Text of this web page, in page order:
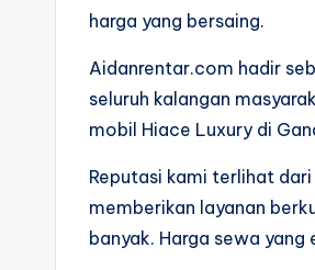
harga yang bersaing.
Aidanrentar.com hadir
seluruh kalangan
mobil Hiace Luxury di
Reputasi kami terlihat
memberikan layanan
banyak. Harga sewa